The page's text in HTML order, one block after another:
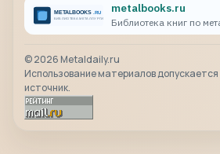
metalbooks.ru
Библиотека книг по
©2026 Metaldaily.ru
Использование материалов допускается
источник.